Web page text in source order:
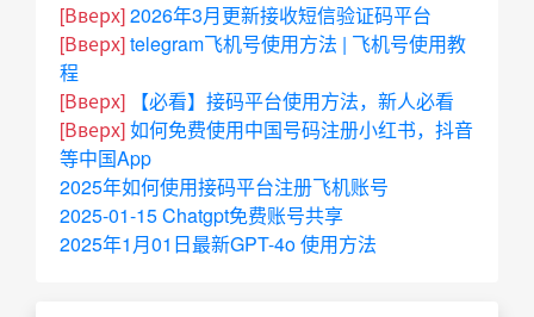
[Вверх]2026年3月更新接收短信验证码平台
[Вверх]telegram飞机号使用方法 | 飞机号使用教
程
[Вверх]
【必看】接码平台使用方法，新人必看
[Вверх]如何免费使用中国号码注册小红书，抖音
等中国App
2025年如何使用接码平台注册飞机账号
2025-01-15 Chatgpt免费账号共享
2025年1月01日最新GPT-4o 使用方法